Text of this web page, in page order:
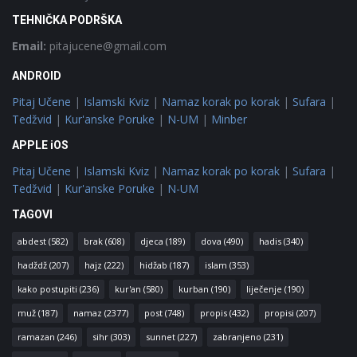
TEHNIČKA PODRŠKA
Email: pitajucene@gmail.com
ANDROID
Pitaj Učene | Islamski Kviz | Namaz korak po korak | Sufara |
Tedžvid | Kur'anske Poruke | N-UM | Minber
APPLE iOS
Pitaj Učene | Islamski Kviz | Namaz korak po korak | Sufara |
Tedžvid | Kur'anske Poruke | N-UM
TAGOVI
abdest (582) brak (608) djeca (189) dova (490) hadis (340)
hadždž (207) hajz (222) hidžab (187) islam (353)
kako postupiti (236) kur'an (580) kurban (190) liječenje (190)
muž (187) namaz (2377) post (748) propis (432) propisi (207)
ramazan (246) sihr (303) sunnet (227) zabranjeno (231)